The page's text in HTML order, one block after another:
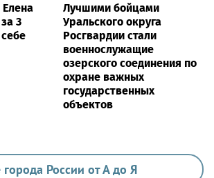
Елена
3
Лучшими бойцами
Уральского округа
Росгвардии стали
военнослужащие
озерского соединения по
охране важных
государственных
объектов
города России от А до Я